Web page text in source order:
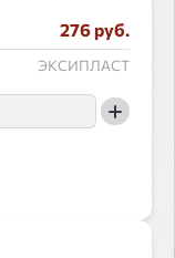
276 руб.
ЭКСИПЛАСТ